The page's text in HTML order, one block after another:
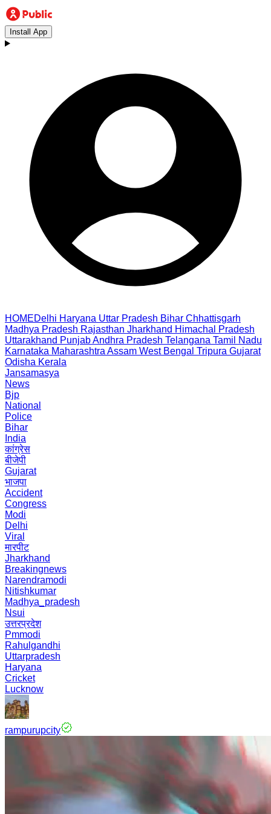
Install App
HOMEDelhi Haryana Uttar Pradesh Bihar Chhattisgarh
Madhya Pradesh Rajasthan Jharkhand Himachal Pradesh
Uttarakhand PunjabAndhra Pradesh Telangana Tamil Nadu
Karnataka Maharashtra Assam West Bengal Tripura Gujarat
Odisha Kerala
Jansamasya
News
Bjp
National
Police
Bihar
India
कांग्रेस
बीजेपी
Gujarat
भाजपा
Accident
Congress
Modi
Delhi
Viral
मारपीट
Jharkhand
Breakingnews
Narendramodi
Nitishkumar
Madhya_pradesh
Nsui
उत्तरप्रदेश
Pmmodi
Rahulgandhi
Uttarpradesh
Haryana
Cricket
Lucknow
rampurupcity